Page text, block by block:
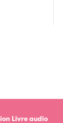
Livre audio